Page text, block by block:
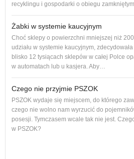
recyklingu i gospodarki o obiegu
Żabki w systemie kaucyjnym
Choć sklepy o powierzchni mniejszej niż
udziału w systemie kaucyjnym,
blisko 12 tysiącach sklepów w całej Polce
w automatach lub u kasjera. Aby…
Czego nie przyjmie PSZOK
PSZOK wydaje się miejscem, do którego
czego nie wolno nam wyrzucić do
posesji. Tymczasem wcale tak nie jest.
w PSZOK?